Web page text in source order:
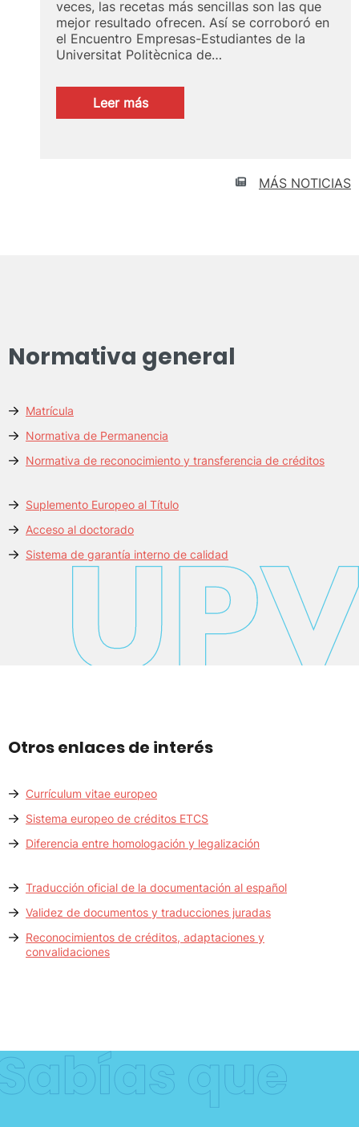
veces, las recetas más sencillas son las que
mejor resultado ofrecen. Así se corroboró en
el Encuentro Empresas-Estudiantes de la
Universitat Politècnica de…
Leer más:
Captación
MÁS NOTICIAS
Normativa general
Matrícula
Normativa de Permanencia
Normativa de reconocimiento y transferencia de créditos
Suplemento Europeo al Título
Acceso al doctorado
Sistema de garantía interno de calidad
Otros enlaces de interés
Currículum vitae europeo
Sistema europeo de créditos ETCS
Diferencia entre homologación y legalización
Traducción oficial de la documentación al español
Validez de documentos y traducciones juradas
Reconocimientos de créditos, adaptaciones y
convalidaciones